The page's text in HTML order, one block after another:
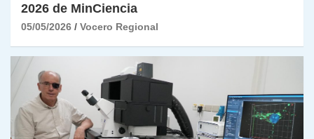
2026 de MinCiencia
05/05/2026 Vocero Regional